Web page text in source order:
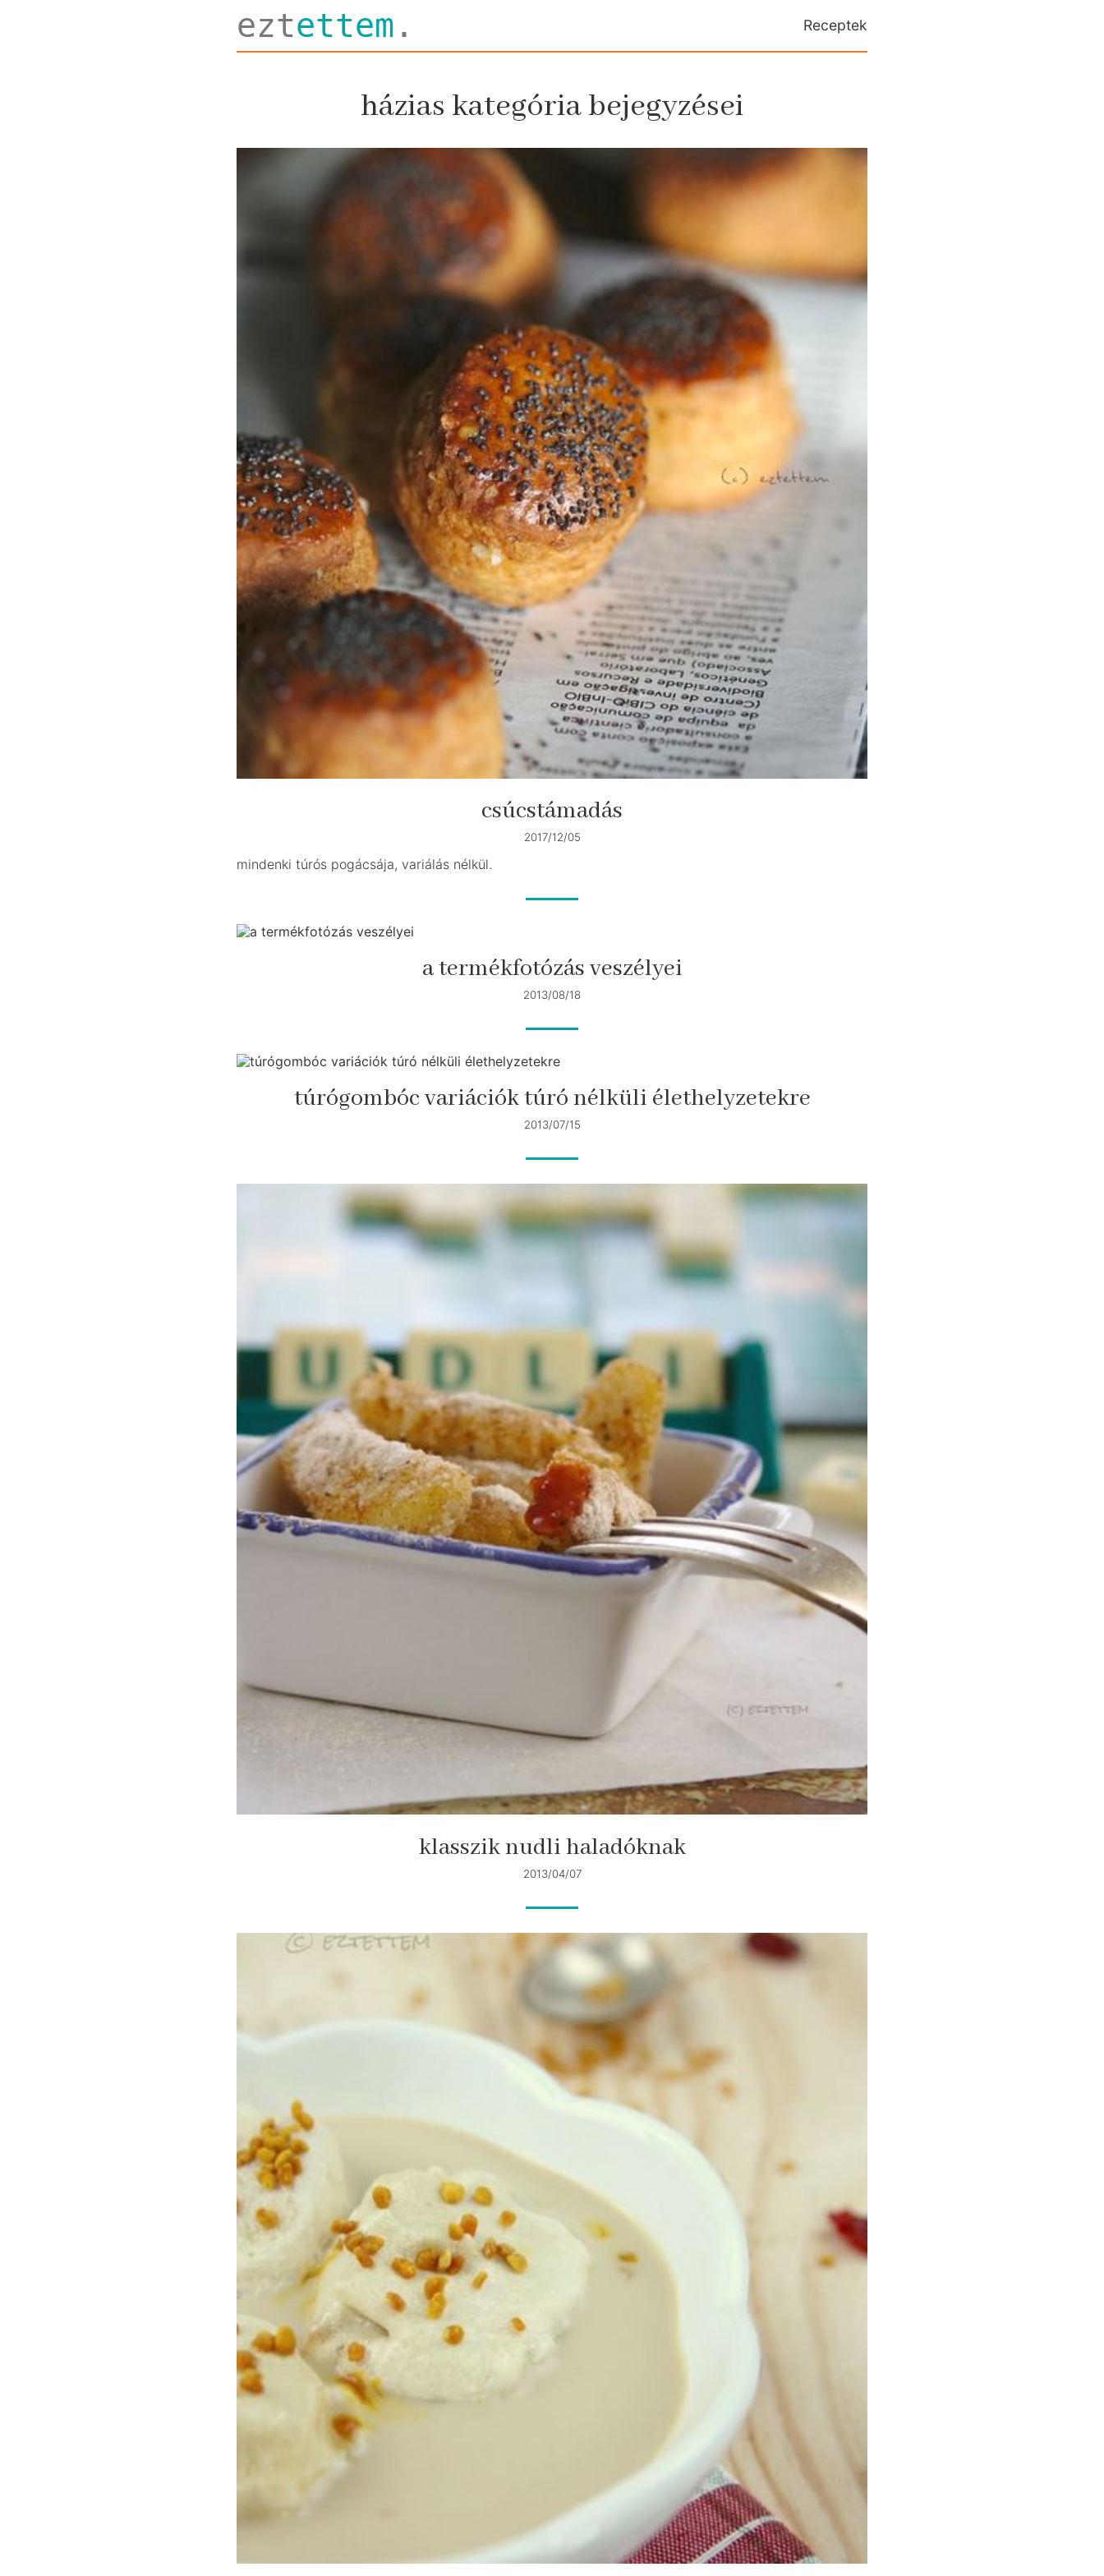
eztettem . Receptek
házias kategória bejegyzései
csúcstámadás
2017/12/05
mindenki túrós pogácsája, variálás nélkül.
a termékfotózás veszélyei
2013/08/18
túrógombóc variációk túró nélküli élethelyzetekre
2013/07/15
klasszik nudli haladóknak
2013/04/07